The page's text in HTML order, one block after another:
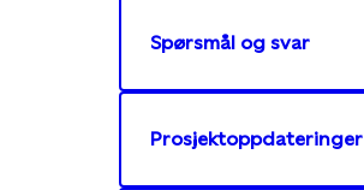
Spørsmål og svar
Prosjektoppdateringer